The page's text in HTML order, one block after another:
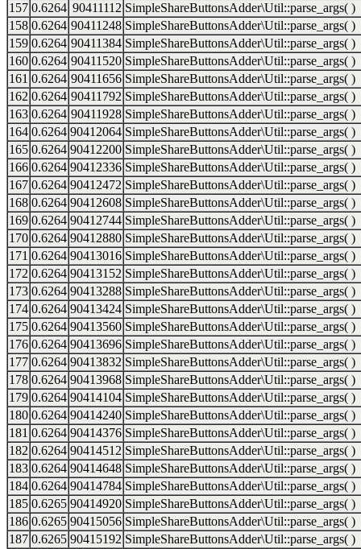
157 0.6264 90411112 SimpleShareButtonsAdder\Util::parse_args( )
158 0.6264 90411248 SimpleShareButtonsAdder\Util::parse_args( )
159 0.6264 90411384 SimpleShareButtonsAdder\Util::parse_args( )
160 0.6264 90411520 SimpleShareButtonsAdder\Util::parse_args( )
161 0.6264 90411656 SimpleShareButtonsAdder\Util::parse_args( )
162 0.6264 90411792 SimpleShareButtonsAdder\Util::parse_args( )
163 0.6264 90411928 SimpleShareButtonsAdder\Util::parse_args( )
164 0.6264 90412064 SimpleShareButtonsAdder\Util::parse_args( )
165 0.6264 90412200 SimpleShareButtonsAdder\Util::parse_args( )
166 0.6264 90412336 SimpleShareButtonsAdder\Util::parse_args( )
167 0.6264 90412472 SimpleShareButtonsAdder\Util::parse_args( )
168 0.6264 90412608 SimpleShareButtonsAdder\Util::parse_args( )
169 0.6264 90412744 SimpleShareButtonsAdder\Util::parse_args( )
170 0.6264 90412880 SimpleShareButtonsAdder\Util::parse_args( )
171 0.6264 90413016 SimpleShareButtonsAdder\Util::parse_args( )
172 0.6264 90413152 SimpleShareButtonsAdder\Util::parse_args( )
173 0.6264 90413288 SimpleShareButtonsAdder\Util::parse_args( )
174 0.6264 90413424 SimpleShareButtonsAdder\Util::parse_args( )
175 0.6264 90413560 SimpleShareButtonsAdder\Util::parse_args( )
176 0.6264 90413696 SimpleShareButtonsAdder\Util::parse_args( )
177 0.6264 90413832 SimpleShareButtonsAdder\Util::parse_args( )
178 0.6264 90413968 SimpleShareButtonsAdder\Util::parse_args( )
179 0.6264 90414104 SimpleShareButtonsAdder\Util::parse_args( )
180 0.6264 90414240 SimpleShareButtonsAdder\Util::parse_args( )
181 0.6264 90414376 SimpleShareButtonsAdder\Util::parse_args( )
182 0.6264 90414512 SimpleShareButtonsAdder\Util::parse_args( )
183 0.6264 90414648 SimpleShareButtonsAdder\Util::parse_args( )
184 0.6264 90414784 SimpleShareButtonsAdder\Util::parse_args( )
185 0.6265 90414920 SimpleShareButtonsAdder\Util::parse_args( )
186 0.6265 90415056 SimpleShareButtonsAdder\Util::parse_args( )
187 0.6265 90415192 SimpleShareButtonsAdder\Util::parse_args( )